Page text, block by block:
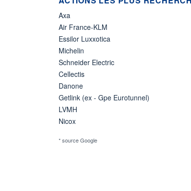
Axa
Air France-KLM
Essilor Luxxotica
Michelin
Schneider Electric
Cellectis
Danone
Getlink (ex - Gpe Eurotunnel)
LVMH
Nicox
* source Google